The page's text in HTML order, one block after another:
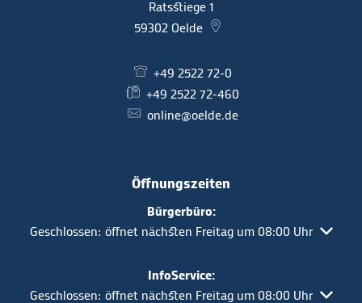
Ratsstiege 1
59302 Oelde
+49 2522 72-0
+49 2522 72-460
online@oelde.de
Öffnungszeiten
Bürgerbüro:
Klicken, um weitere Öffnungs- oder Schließzeiten
Geschlossen: öffnet nächsten Freitag um 08:00 Uhr
InfoService:
Klicken, um weitere Öffnungs- oder Schließzeiten
Geschlossen: öffnet nächsten Freitag um 08:00 Uhr